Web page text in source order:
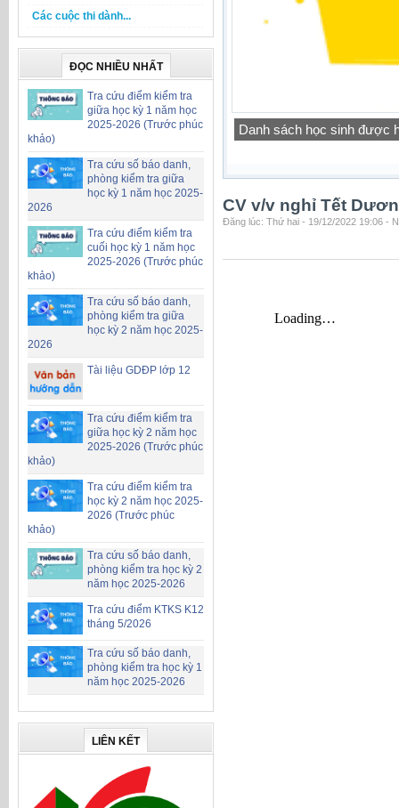
Các cuộc thi dành...
ĐỌC NHIỀU NHẤT
Tra cứu điểm kiểm tra
giữa học kỳ 1 năm học
2025-2026 (Trước phúc
khảo)
Tra cứu số báo danh,
phòng kiểm tra giữa
học kỳ 1 năm học 2025-
2026
Tra cứu điểm kiểm tra
cuối học kỳ 1 năm học
2025-2026 (Trước phúc
khảo)
Tra cứu số báo danh,
phòng kiểm tra giữa
học kỳ 2 năm học 2025-
2026
Tài liệu GDĐP lớp 12
Tra cứu điểm kiểm tra
giữa học kỳ 2 năm học
2025-2026 (Trước phúc
khảo)
Tra cứu điểm kiểm tra
học kỳ 2 năm học 2025-
2026 (Trước phúc
khảo)
Tra cứu số báo danh,
phòng kiểm tra học kỳ 2
năm học 2025-2026
Tra cứu điểm KTKS K12
tháng 5/2026
Tra cứu số báo danh,
phòng kiểm tra học kỳ 1
năm học 2025-2026
LIÊN KẾT
Công khai chỉ tiêu biên chế
CV v/v nghỉ Tết
Đăng lúc: Thứ hai - 19/12/2022 19:06 -